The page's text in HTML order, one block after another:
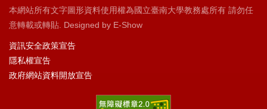
本網站所有文字圖形資料使用權為國立臺南大學教務處所有 請勿任
意轉載或轉貼. Designed by E-Show
資訊安全政策宣告
隱私權宣告
政府網站資料開放宣告